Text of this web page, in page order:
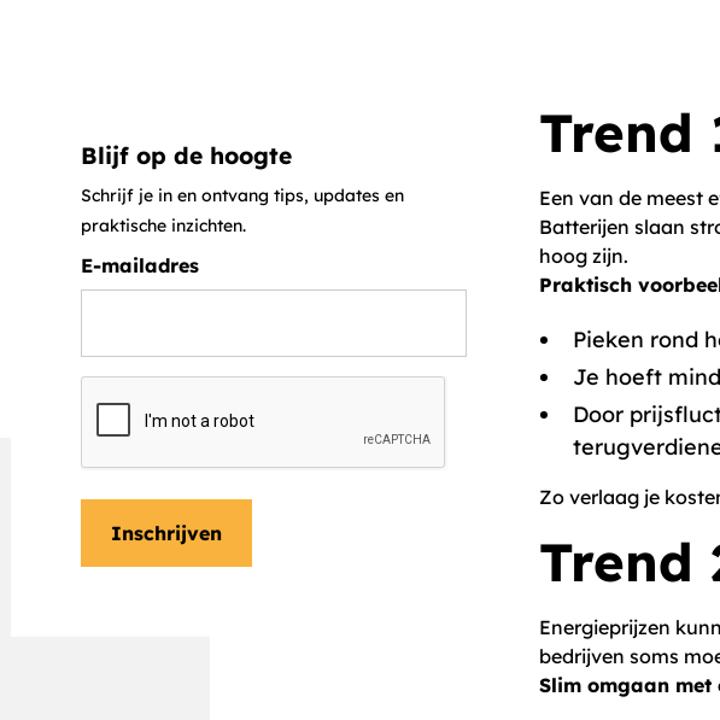
Blijf op de hoogte
Schrijf je in en ontvang tips, updates en
praktische inzichten.
E-mailadres
Trend
Een van de meest
Batterijen slaan
hoog zijn.
Praktisch
Pieken rond
Je hoeft
Door
Zo verlaag je
Trend
Energieprijzen
bedrijven soms
Slim omgaan met